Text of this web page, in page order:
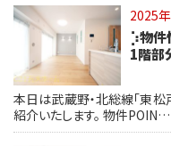
2025
⡱物件
1階部
本日は武蔵野・北総線「東
紹介いたします。 物件POIN…